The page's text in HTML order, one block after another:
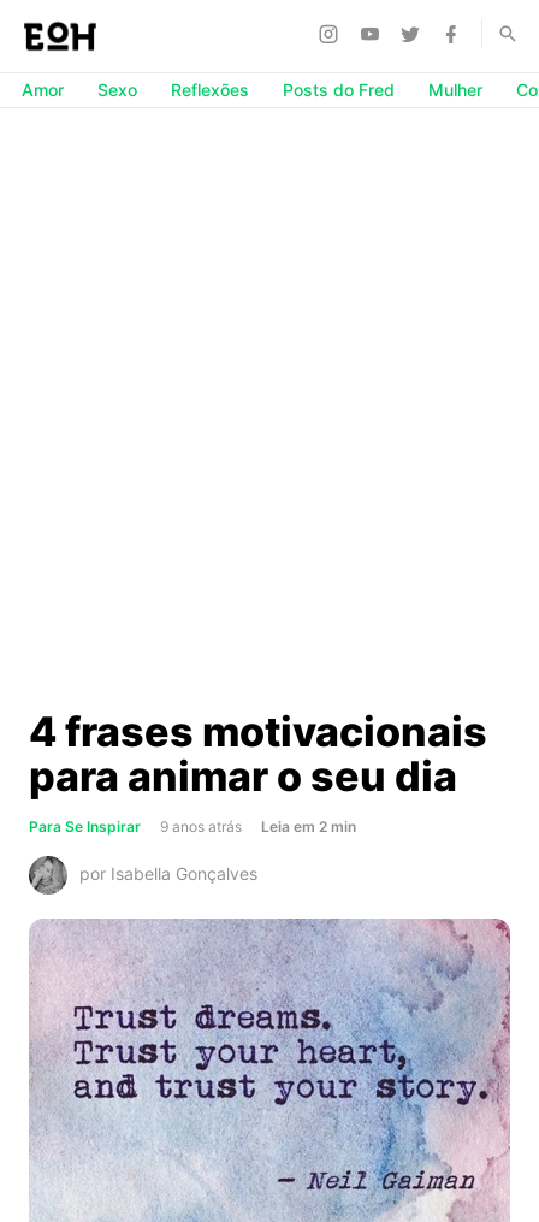
Amor Sexo Reflexões Posts do Fred Mulher
4 frases motivacionais
para animar o seu dia
Para Se Inspirar 9 anos atrás Leia about
para
animar
o
seu
dia
em 2 min
por Isabella Gonçalves